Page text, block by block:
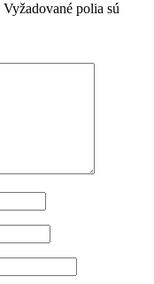
Vyžadované polia sú